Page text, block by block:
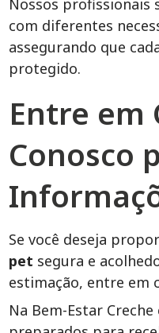
Nossos profissionais
com diferentes
assegurando que
protegido.
Entre em
Conosco
Se você deseja
pet segura e
estimação, entre em
Na Bem-Estar